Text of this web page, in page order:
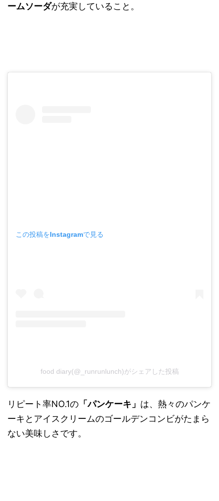
ームソーダが充実していること。
この投稿をInstagramで見る
food diary(@_runrunlunch)がシェアした投稿
リピート率NO.1の 「パンケーキ」 は、熱々のパンケ
ーキとアイスクリームのゴールデンコンビがたまら
ない美味しさです。